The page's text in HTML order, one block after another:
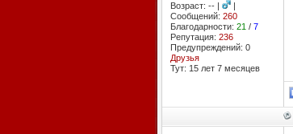
Возраст: -- |
|
Сообщений: 260
Благодарности: 21 / 7
Репутация: 236
Предупреждений: 0
Друзья
Тут: 15 лет 7 месяцев